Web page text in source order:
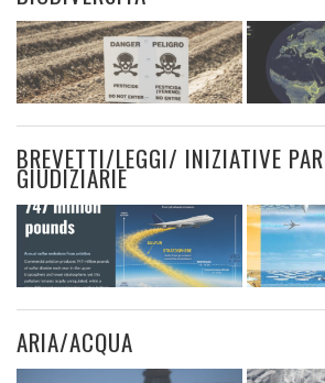
BREVETTI/LEGGI/ INIZIATIVE
GIUDIZIARIE
ARIA/ACQUA